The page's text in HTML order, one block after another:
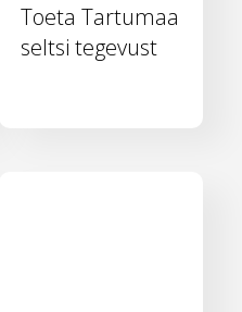
Toeta Tartumaa
seltsi tegevust